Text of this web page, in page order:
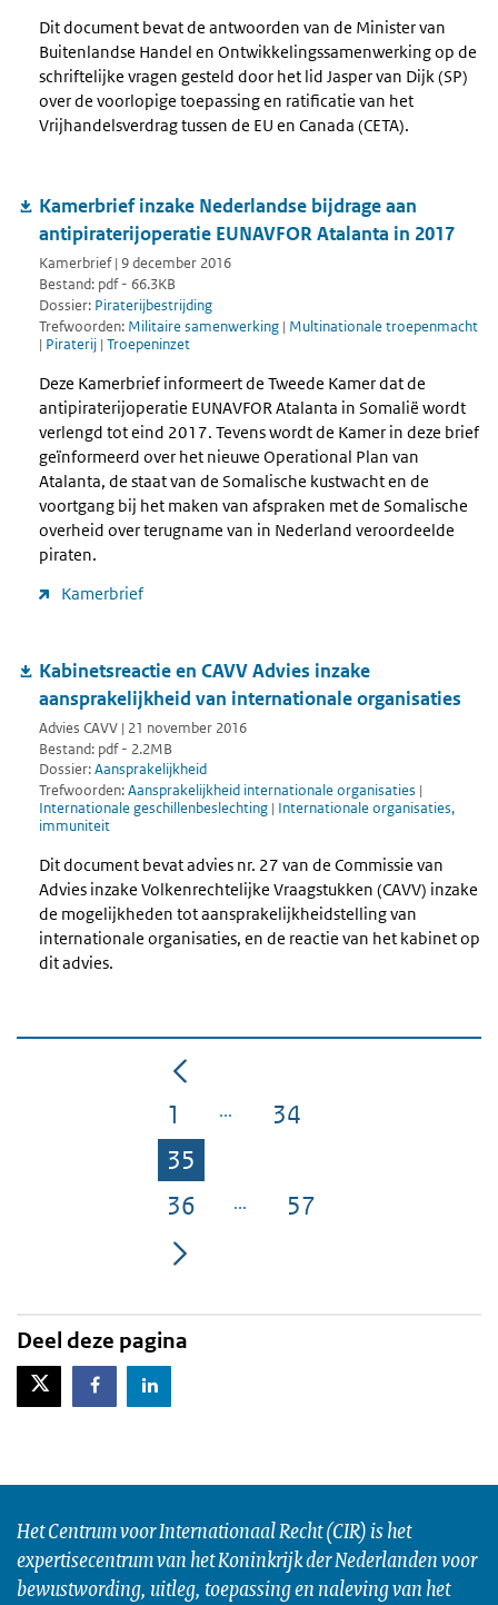
Dit document bevat de antwoorden van de Minister van
Buitenlandse Handel en Ontwikkelingssamenwerking op de
schriftelijke vragen gesteld door het lid Jasper van Dijk (SP)
over de voorlopige toepassing en ratificatie van het
Vrijhandelsverdrag tussen de EU en Canada (CETA).
Kamerbrief inzake Nederlandse bijdrage aan
antipiraterijoperatie EUNAVFOR Atalanta in 2017
Kamerbrief | 9 december 2016
Bestand: pdf - 66.3KB
Dossier: Piraterijbestrijding
Trefwoorden: Militaire samenwerking | Multinationale troepenmacht
| Piraterij | Troepeninzet
Deze Kamerbrief informeert de Tweede Kamer dat de
antipiraterijoperatie EUNAVFOR Atalanta in Somalië wordt
verlengd tot eind 2017. Tevens wordt de Kamer in deze brief
geïnformeerd over het nieuwe Operational Plan van
Atalanta, de staat van de Somalische kustwacht en de
voortgang bij het maken van afspraken met de Somalische
overheid over terugname van in Nederland veroordeelde
piraten.
Kamerbrief
Kabinetsreactie en CAVV Advies inzake
aansprakelijkheid van internationale organisaties
Advies CAVV | 21 november 2016
Bestand: pdf - 2.2MB
Dossier:Aansprakelijkheid
Trefwoorden:Aansprakelijkheid internationale organisaties |
Internationale geschillenbeslechting | Internationale organisaties,
immuniteit
Dit document bevat advies nr. 27 van de Commissie van
Advies inzake Volkenrechtelijke Vraagstukken (CAVV) inzake
de mogelijkheden tot aansprakelijkheidstelling van
internationale organisaties, en de reactie van het kabinet op
dit advies.
Pagina
1 Pagina
34
Pagina
35
Pagina
36 Pagina
57
Deel deze pagina
X-TwitterFacebookLinkedIn
Het Centrum voor Internationaal Recht (CIR) is het
expertisecentrum van het Koninkrijk der Nederlanden voor
bewustwording, uitleg, toepassing en naleving van het